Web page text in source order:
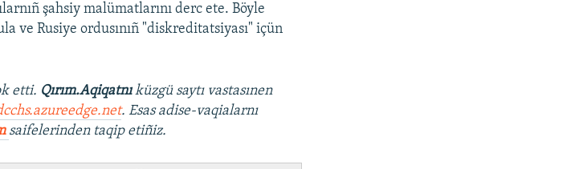
şahsiy malümatlarını derc ete. Böyle
ve Rusiye ordusınıñ "diskreditatsiyası" içün
etti. Qırım.Aqiqatnıküzgü saytı vastasınen
. Esas adise-vaqialarnı
saifelerinden taqip etiñiz.